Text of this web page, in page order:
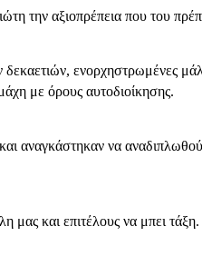
την αξιοπρέπεια που του
ενορχηστρωμένες
με όρους αυτοδιοίκησης.
αναγκάστηκαν να
μας και επιτέλους να μπει τάξη.